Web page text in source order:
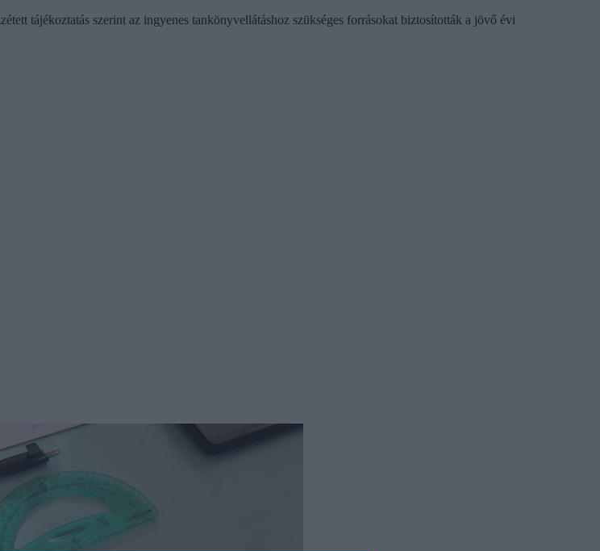
tájékoztatás szerint az ingyenes tankönyvellátáshoz szükséges forrásokat biztosították a jövő évi